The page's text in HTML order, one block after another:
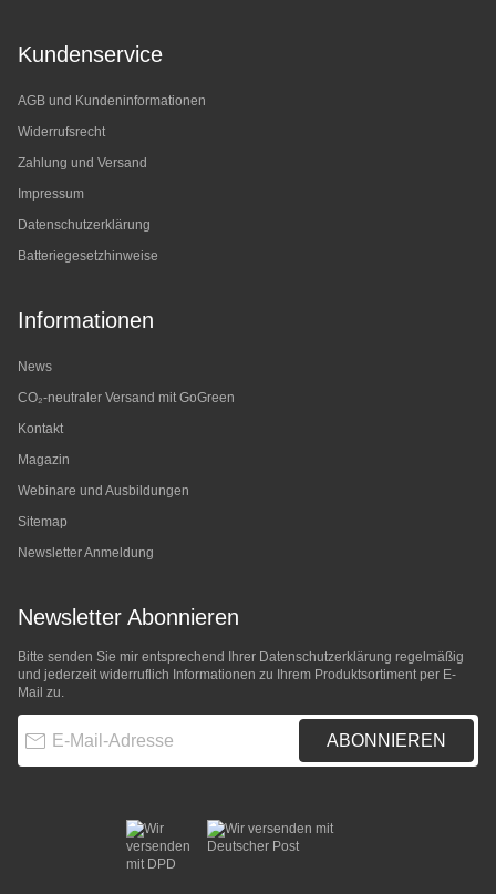
Kundenservice
AGB und Kundeninformationen
Widerrufsrecht
Zahlung und Versand
Impressum
Datenschutzerklärung
Batteriegesetzhinweise
Informationen
News
CO₂-neutraler Versand mit GoGreen
Kontakt
Magazin
Webinare und Ausbildungen
Sitemap
Newsletter Anmeldung
Newsletter Abonnieren
Bitte senden Sie mir entsprechend Ihrer Datenschutzerklärung regelmäßig
und jederzeit widerruflich Informationen zu Ihrem Produktsortiment per E-
Mail zu.
ABONNIEREN